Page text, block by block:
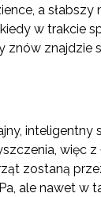
a
w trakcie
znajdzie
więc
zostaną
ale nawet